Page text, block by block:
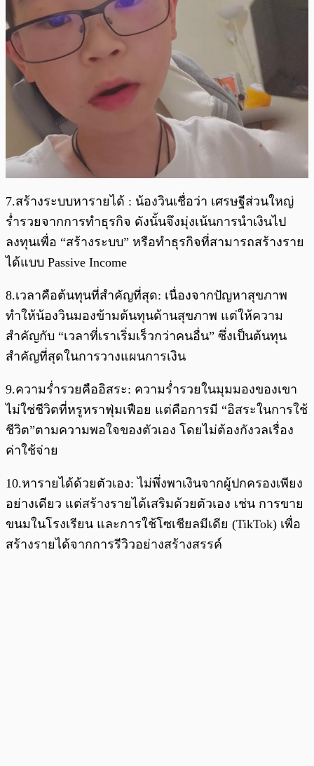
7.สร้างระบบหารายได้ : น้องวินเชื่อว่า เศรษฐีส่วนใหญ่
ร่ำรวยจากการทำธุรกิจ ดังนั้นจึงมุ่งเน้นการนำเงินไป
ลงทุนเพื่อ “สร้างระบบ” หรือทำธุรกิจที่สามารถสร้างราย
ได้แบบ Passive Income
8.เวลาคือต้นทุนที่สำคัญที่สุด: เนื่องจากปัญหาสุขภาพ
ทำให้น้องวินมองข้ามต้นทุนด้านสุขภาพ แต่ให้ความ
สำคัญกับ “เวลาที่เราเริ่มเร็วกว่าคนอื่น” ซึ่งเป็นต้นทุน
สำคัญที่สุดในการวางแผนการเงิน
9.ความร่ำรวยคืออิสระ: ความร่ำรวยในมุมมองของเขา
ไม่ใช่ชีวิตที่หรูหราฟุ่มเฟือย แต่คือการมี “อิสระในการใช้
ชีวิต”ตามความพอใจของตัวเอง โดยไม่ต้องกังวลเรื่อง
ค่าใช้จ่าย
10.หารายได้ด้วยตัวเอง: ไม่พึ่งพาเงินจากผู้ปกครองเพียง
อย่างเดียว แต่สร้างรายได้เสริมด้วยตัวเอง เช่น การขาย
ขนมในโรงเรียน และการใช้โซเชียลมีเดีย (TikTok) เพื่อ
สร้างรายได้จากการรีวิวอย่างสร้างสรรค์